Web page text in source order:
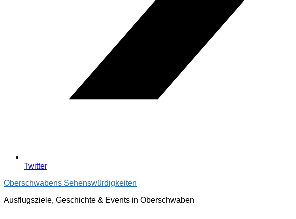
Twitter
Oberschwabens Sehenswürdigkeiten
Ausflugsziele, Geschichte & Events in Oberschwaben